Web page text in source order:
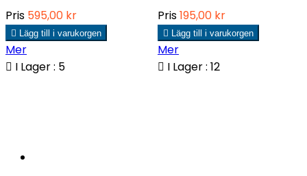
Pris 595,00 kr
 Lägg till i varukorgen
Mer
 I Lager : 5
Pris195,00 kr
 Lägg till i varukorgen
Mer
 I Lager : 12